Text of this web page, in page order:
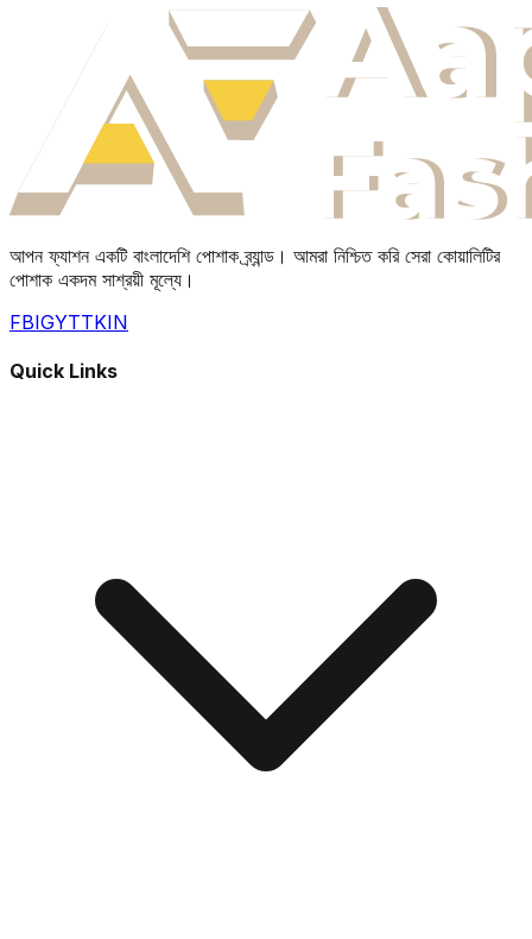
আপন ফ্যাশন একটি বাংলাদেশি পোশাক ব্র্যান্ড। আমরা নিশ্চিত করি সেরা কোয়ালিটির
পোশাক একদম সাশ্রয়ী মূল্যে।
FBIGYTTKIN
Quick Links